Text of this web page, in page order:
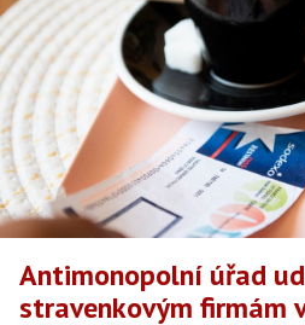
Antimonopolní úřad
stravenkovým firmám